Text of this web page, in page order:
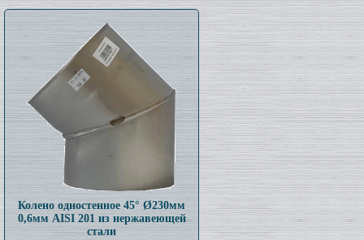
Колено одностенное 45° Ø230мм
0,6мм AISI 201 из нержавеющей
стали